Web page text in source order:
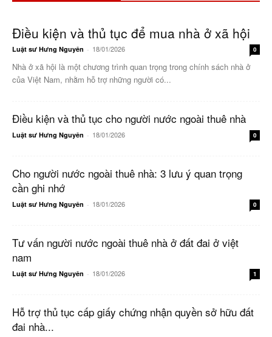
Điều kiện và thủ tục để mua nhà ở xã hội
Luật sư Hưng Nguyên - 18/01/2026 0
Nhà ở xã hội là một chương trình quan trọng trong chính sách nhà ở
của Việt Nam, nhằm hỗ trợ những người có...
Điều kiện và thủ tục cho người nước ngoài thuê nhà
Luật sư Hưng Nguyên - 18/01/2026 0
Cho người nước ngoài thuê nhà: 3 lưu ý quan trọng
cần ghi nhớ
Luật sư Hưng Nguyên - 18/01/2026 0
Tư vấn người nước ngoài thuê nhà ở đất đai ở việt
nam
Luật sư Hưng Nguyên - 18/01/2026 1
Hỗ trợ thủ tục cấp giấy chứng nhận quyền sở hữu đất
đai nhà...